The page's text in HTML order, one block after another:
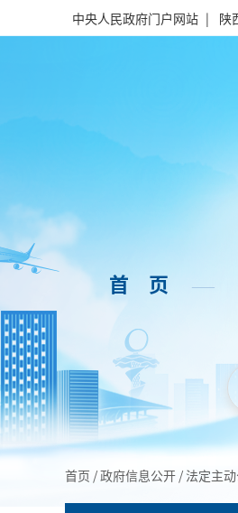
中央人民政府门户网站 | 陕
首 页 ——
首页 /政府信息公开 / 法定主